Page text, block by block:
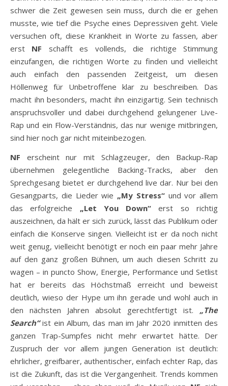
schwer die Zeit gewesen sein muss, durch die er gehen
musste, wie tief die Psyche eines Depressiven geht. Viele
versuchen oft, diese Krankheit in Worte zu fassen, aber
erst NF schafft es vollends, die richtige Stimmung
einzufangen, die richtigen Worte zu finden und vielleicht
auch einfach den passenden Zeitgeist, um diesen
Höllenweg für Unbetroffene klar zu beschreiben. Das
macht ihn besonders, macht ihn einzigartig. Sein technisch
anspruchsvoller und dabei durchgehend gelungener Live-
Rap und ein Flow-Verständnis, das nur wenige mitbringen,
sind hier noch gar nicht miteinbezogen.
NF erscheint nur mit Schlagzeuger, den Backup-Rap
übernehmen gelegentliche Backing-Tracks, aber den
Sprechgesang bietet er durchgehend live dar. Nur bei den
Gesangparts, die Lieder wie „My Stress“und vor allem
das erfolgreiche „Let You Down“ erst so richtig
auszeichnen, da hält er sich zurück, lässt das Publikum oder
einfach die Konserve singen. Vielleicht ist er da noch nicht
weit genug, vielleicht benötigt er noch ein paar mehr Jahre
auf den ganz großen Bühnen, um auch diesen Schritt zu
wagen – in puncto Show, Energie, Performance und Setlist
hat er bereits das Höchstmaß erreicht und beweist
deutlich, wieso der Hype um ihn gerade und wohl auch in
den nächsten Jahren absolut gerechtfertigt ist. „The
Search“ist ein Album, das man im Jahr 2020 inmitten des
ganzen Trap-Sumpfes nicht mehr erwartet hätte. Der
Zuspruch der vor allem jungen Generation ist deutlich:
ehrlicher, greifbarer, authentischer, einfach echter Rap, das
ist die Zukunft, das ist die Vergangenheit. Trends kommen